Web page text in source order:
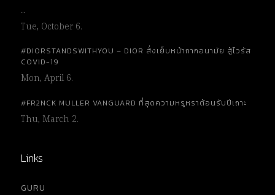
…
Tue, October 6.
#DIORSTANDSWITHYOU – DIOR สั่งเย็บหน้ากากอนามัย สู้ไวรัส
COVID-19
Mon, April 6.
#FR2NCK MULLER VANGUARD ที่สุดความหรูหราต้อนรับปีเถาะ
Thu, March 2.
Links
GURU